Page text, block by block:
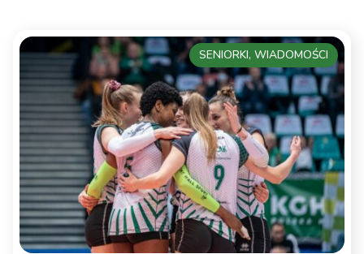
SENIORKI, WIADOMOŚCI